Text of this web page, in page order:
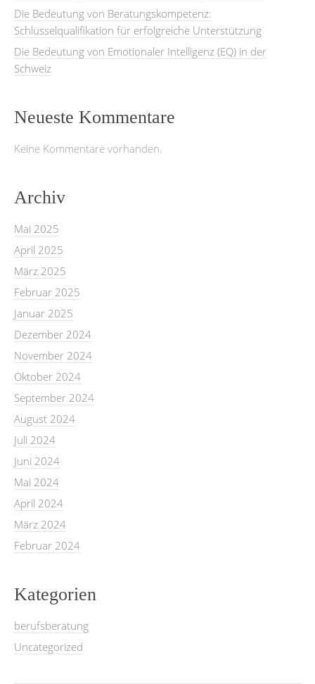
Die Bedeutung von Beratungskompetenz:
Schlüsselqualifikation für erfolgreiche Unterstützung
Die Bedeutung von Emotionaler Intelligenz (EQ) in der
Schweiz
Neueste Kommentare
Keine Kommentare vorhanden.
Archiv
Mai 2025
April 2025
März 2025
Februar 2025
Januar 2025
Dezember 2024
November 2024
Oktober 2024
September 2024
August 2024
Juli 2024
Juni 2024
Mai 2024
April 2024
März 2024
Februar 2024
Kategorien
berufsberatung
Uncategorized